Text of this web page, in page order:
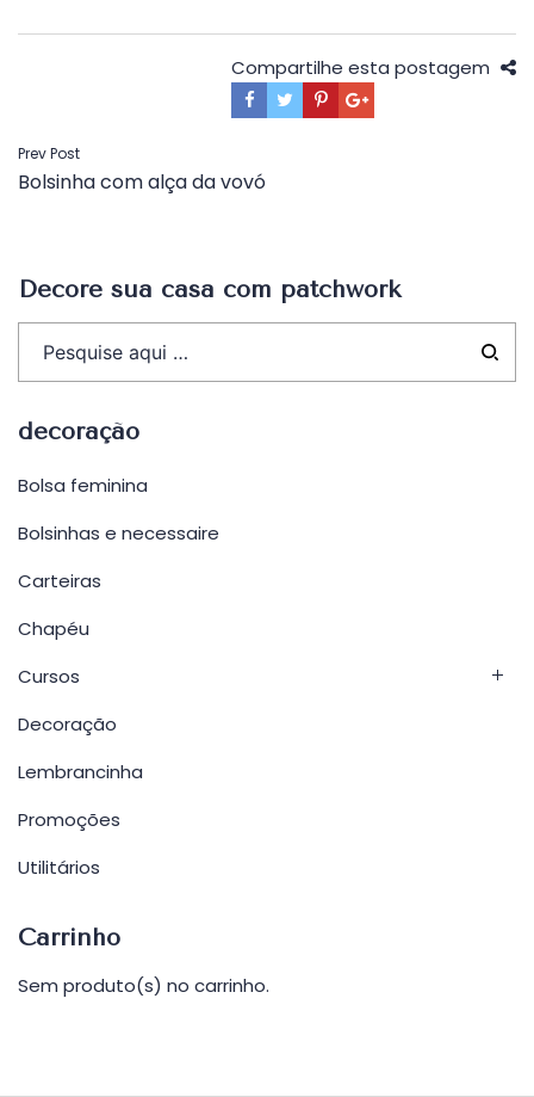
Compartilhe esta postagem
Navegação
de
Prev Post
Bolsinha com alça da vovó
Decore sua casa com patchwork
decoração
Bolsa feminina
Bolsinhas e necessaire
Carteiras
Chapéu
Cursos
Decoração
Lembrancinha
Promoções
Utilitários
Carrinho
Sem produto(s) no carrinho.